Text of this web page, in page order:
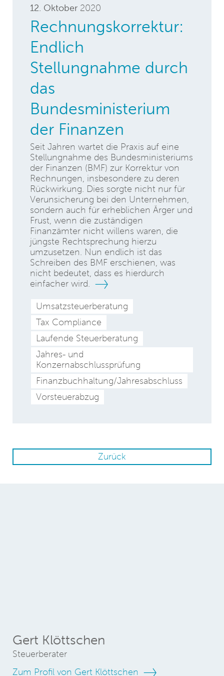
12. Oktober 2020
Rechnungskorrektur:
Endlich
Stellungnahme durch
das
Bundesministerium
der Finanzen
Seit Jahren wartet die Praxis auf eine
Stellungnahme des Bundesministeriums
der Finanzen (BMF) zur Korrektur von
Rechnungen, insbesondere zu deren
Rückwirkung. Dies sorgte nicht nur für
Verunsicherung bei den Unternehmen,
sondern auch für erheblichen Ärger und
Frust, wenn die zuständigen
Finanzämter nicht willens waren, die
jüngste Rechtsprechung hierzu
umzusetzen. Nun endlich ist das
Schreiben des BMF erschienen, was
nicht bedeutet, dass es hierdurch
einfacher wird.
Umsatzsteuerberatung
Tax Compliance
Laufende Steuerberatung
Jahres- und
Konzernabschlussprüfung
Finanzbuchhaltung/Jahresabschluss
Vorsteuerabzug
Zurück
Gert Klöttschen
Steuerberater
Zum Profil von Gert Klöttschen